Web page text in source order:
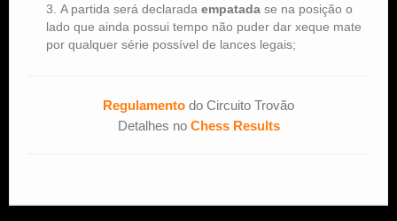
A partida será declarada empatada se na posição o
lado que ainda possui tempo não puder dar xeque mate
por qualquer série possível de lances legais;
Regulamento do Circuito Trovão
Detalhes no Chess Results